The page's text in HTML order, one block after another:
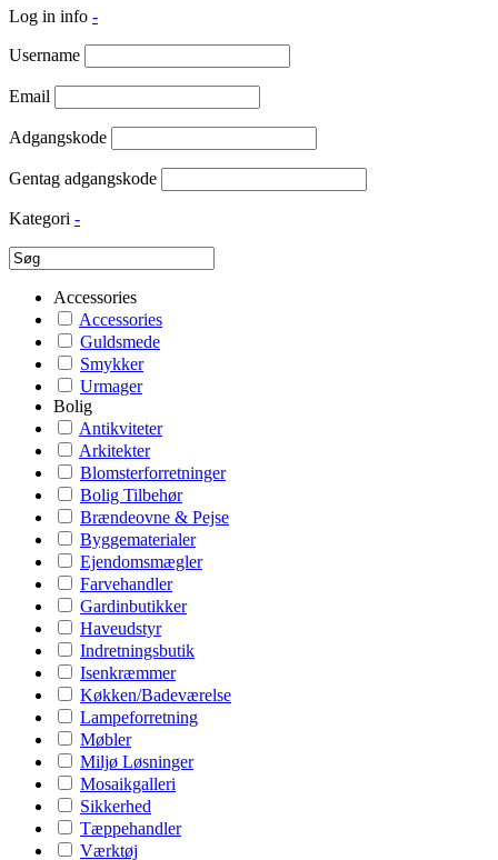
Log in info -
Username
Email
Adgangskode
Gentag adgangskode
Kategori -
Accessories
Accessories
Guldsmede
Smykker
Urmager
Bolig
Antikviteter
Arkitekter
Blomsterforretninger
Bolig Tilbehør
Brændeovne & Pejse
Byggematerialer
Ejendomsmægler
Farvehandler
Gardinbutikker
Haveudstyr
Indretningsbutik
Isenkræmmer
Køkken/Badeværelse
Lampeforretning
Møbler
Miljø Løsninger
Mosaikgalleri
Sikkerhed
Tæppehandler
Værktøj